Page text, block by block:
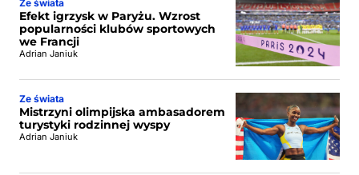
Ze świata
Efekt igrzysk w Paryżu. Wzrost
popularności klubów sportowych
we Francji
Adrian Janiuk
Ze świata
Mistrzyni olimpijska ambasadorem
turystyki rodzinnej wyspy
Adrian Janiuk